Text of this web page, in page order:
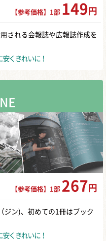
【参考価格】1部 149 円
される会報誌や広報誌作成を
くきれいに！
【参考価格】1部 267 円
ジン)、初めての1冊はブック
くきれいに！